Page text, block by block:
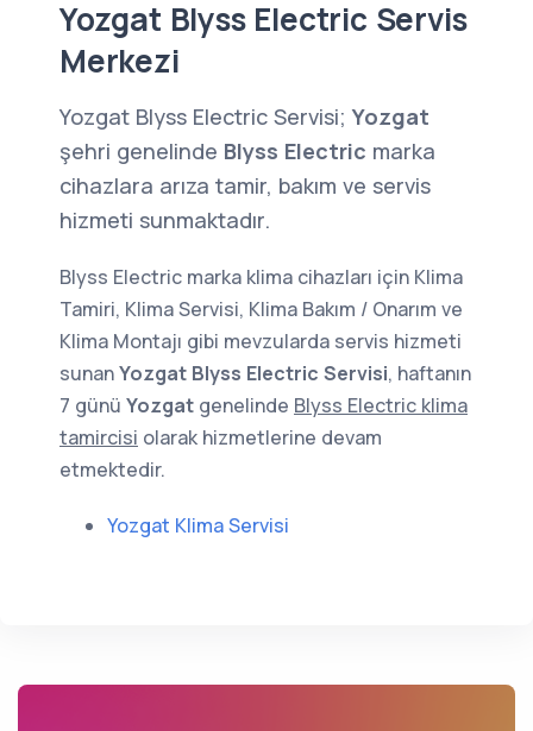
Yozgat Blyss Electric Servis
Merkezi
Yozgat Blyss Electric Servisi; Yozgat
şehri genelinde Blyss Electric marka
cihazlara arıza tamir, bakım ve servis
hizmeti sunmaktadır.
Blyss Electric marka klima cihazları için Klima
Tamiri, Klima Servisi, Klima Bakım / Onarım ve
Klima Montajı gibi mevzularda servis hizmeti
sunanYozgat Blyss Electric Servisi, haftanın
7 günü Yozgat genelinde Blyss Electric klima
tamircisi olarak hizmetlerine devam
etmektedir.
Yozgat Klima Servisi